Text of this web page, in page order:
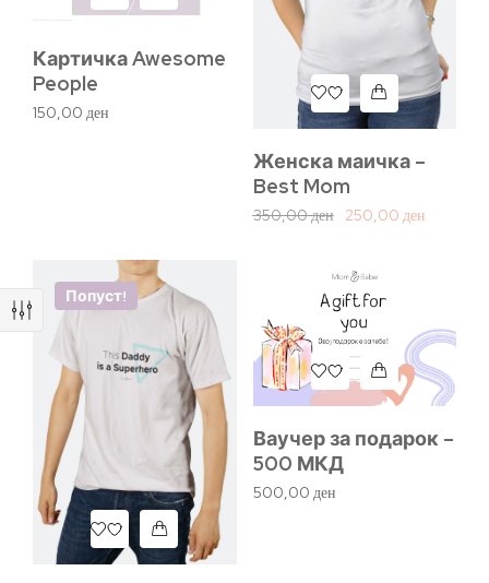
Картичка Awesome
People
150,00 ден
Женска маичка –
Best Mom
350,00ден 250,00 ден
Попуст!
Ваучер за подарок –
500 МКД
500,00 ден